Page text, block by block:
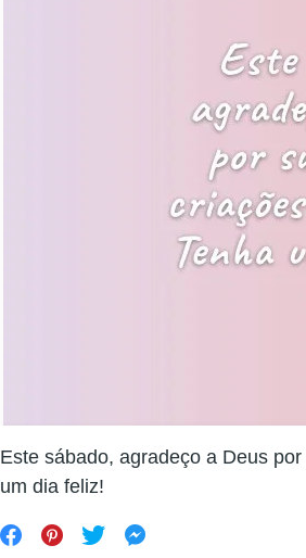
Este sábado, agradeço a Deus
um dia feliz!